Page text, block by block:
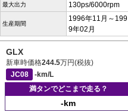
最大出力 130ps/6000rpm
生産期間
1996年11月～199
9年02月
GLX
新車時価格244.5万円(税抜)
JC08
-km/L
満タンでどこまで走る？
-km